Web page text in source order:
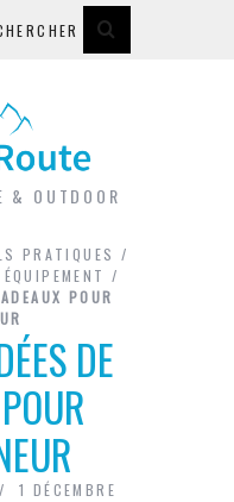
& OUTDOOR
PRATIQUES /
/
POUR
DE
1 DÉCEMBRE